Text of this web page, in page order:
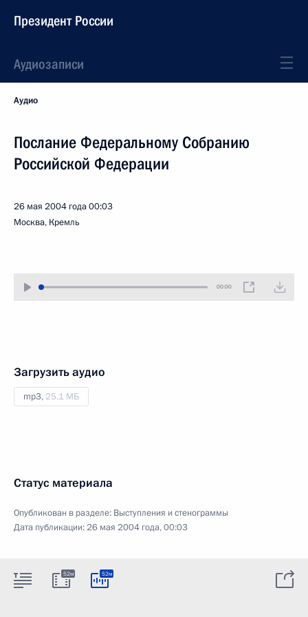
Президент России
Аудиозаписи
Аудио
Послание Федеральному Собранию
Российской Федерации
26 мая 2004 года00:03
Москва, Кремль
00:00
Загрузить аудио
mp3, 25.1 МБ
Статус материала
Опубликован в разделе: Выступления и стенограммы
Дата публикации:26 мая 2004 года, 00:03
52м 52м